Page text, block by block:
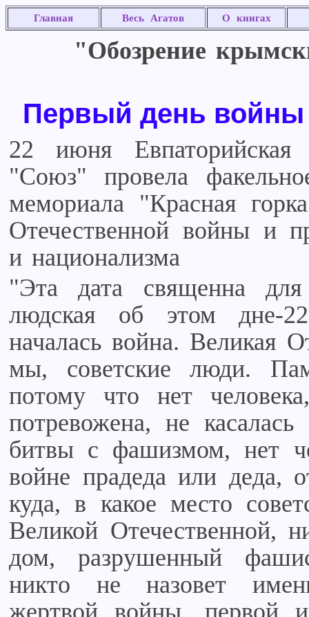
Главная Весь Агатов О книгах
"Обозрение
Первый день войны
22 июня Евпаторийская
"Союз" провела
мемориала "Красная
Отечественной войны и
и национализма
"Эта дата священна
людская об этом дне-
началась война. Великая
мы, советские люди.
потому что нет
потревожена, не
битвы с фашизмом, нет
войне прадеда или деда,
куда, в какое место
Великой Отечественной,
дом, разрушенный
никто не назовет
жертвой войны, первой